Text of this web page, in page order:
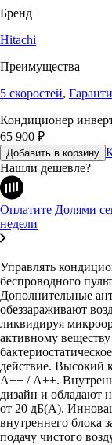
Бренд
Hitachi
Преимущества
5 скоростей,
Кондиционер
65 900 ₽
Добавить в корзину
Нашли дешевле?
Оплатите Долями
недели
Управлять
беспроводного
Дополнительные
обеззараживают
ликвидируя
активному
действие. Высокий
А++ / A++.
дизайн и обладают
от 20 дБ(А).
внутреннего блока
подачу чистого